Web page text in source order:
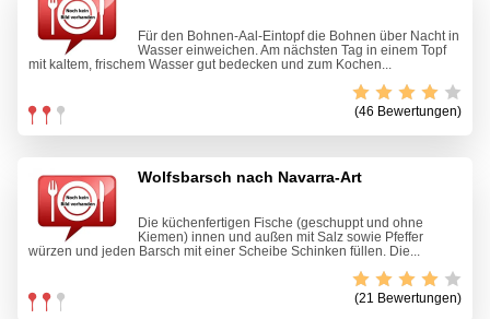
Für den Bohnen-Aal-Eintopf die Bohnen über Nacht in
Wasser einweichen. Am nächsten Tag in einem Topf
mit kaltem, frischem Wasser gut bedecken und zum Kochen...
(46 Bewertungen)
Wolfsbarsch nach Navarra-Art
Die küchenfertigen Fische (geschuppt und ohne
Kiemen) innen und außen mit Salz sowie Pfeffer
würzen und jeden Barsch mit einer Scheibe Schinken füllen. Die...
(21 Bewertungen)